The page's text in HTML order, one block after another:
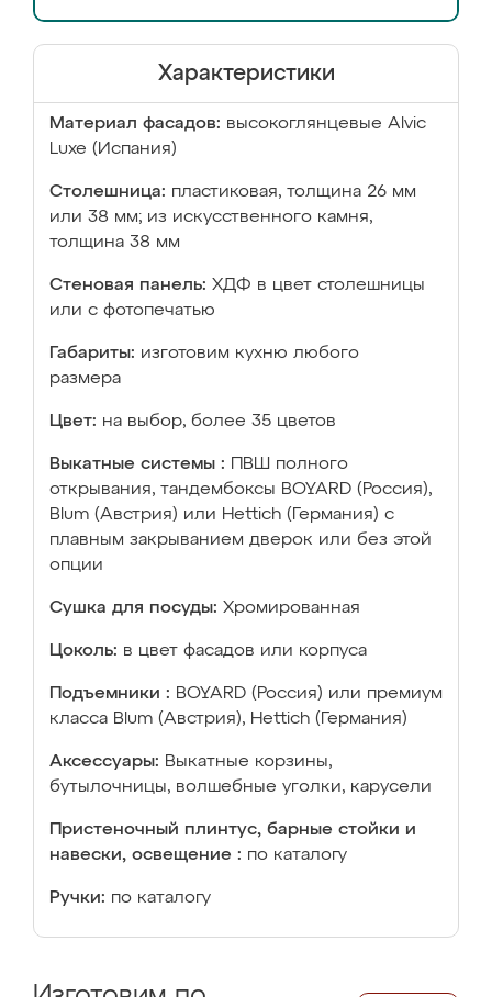
Характеристики
Материал фасадов: высокоглянцевые Аlvic
Luxe (Испания)
Столешница: пластиковая, толщина 26 мм
или 38 мм; из искусственного камня,
толщина 38 мм
Стеновая панель: ХДФ в цвет столешницы
или с фотопечатью
Габариты: изготовим кухню любого
размера
Цвет: на выбор, более 35 цветов
Выкатные системы :
ПВШ полного
открывания, тандембоксы BOYARD (Россия),
Blum (Австрия) или Hettich (Германия) с
плавным закрыванием дверок или без этой
опции
Сушка для посуды: Хромированная
Цоколь: в цвет фасадов или корпуса
Подъемники : BOYARD (Россия) или премиум
класса Blum (Австрия), Hettich (Германия)
Аксессуары: Выкатные корзины,
бутылочницы, волшебные уголки, карусели
Пристеночный плинтус, барные стойки и
навески, освещение : по каталогу
Ручки: по каталогу